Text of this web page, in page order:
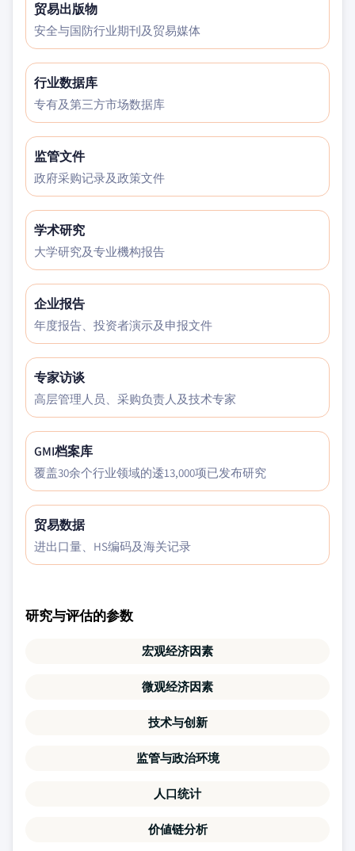
贸易出版物
安全与国防行业期刊及贸易媒体
行业数据库
专有及第三方市场数据库
监管文件
政府采购记录及政策文件
学术研究
大学研究及专业機构报告
企业报告
年度报告、投资者演示及申报文件
专家访谈
高层管理人员、采购负责人及技术专家
GMI档案库
覆盖30余个行业领域的逶13,000项已发布研究
贸易数据
进出口量、HS编码及海关记录
研究与评估的参数
宏观经济因素
微观经济因素
技术与创新
监管与政治环境
人口统计
价値链分析